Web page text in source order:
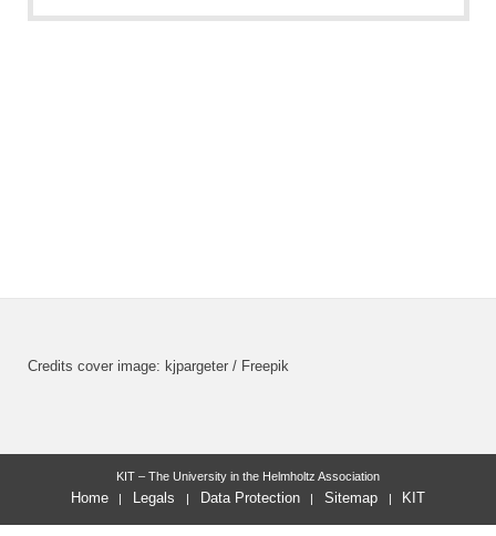
Credits cover image: kjpargeter / Freepik
KIT – The University in the Helmholtz Association
Home Legals Data Protection Sitemap KIT